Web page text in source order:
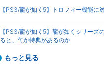
【PS3/龍が如く5】トロフィー機能に
【PS3/龍が如く5】龍が如くシリーズ
ると、何か特典があるのか
もっと見る